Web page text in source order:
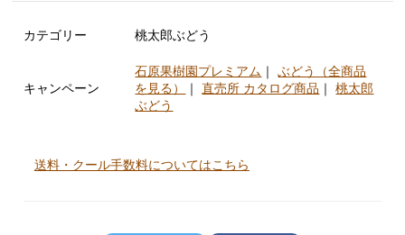
カテゴリー 桃太郎ぶどう
キャンペーン
石原果樹園プレミアム ｜ぶどう（全商品
を見る）
｜直売所 カタログ商品 ｜桃太郎
ぶどう
送料・クール手数料についてはこちら